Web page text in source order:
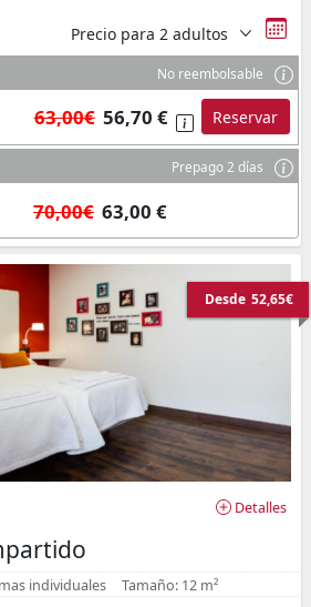
Precio para 2 adultos
No reembolsable
63,00€ 56,70 € Reservar
Prepago 2 días
70,00€ 63,00 €
Desde 52,65€
Detalles
individuales Tamaño: 12 m²